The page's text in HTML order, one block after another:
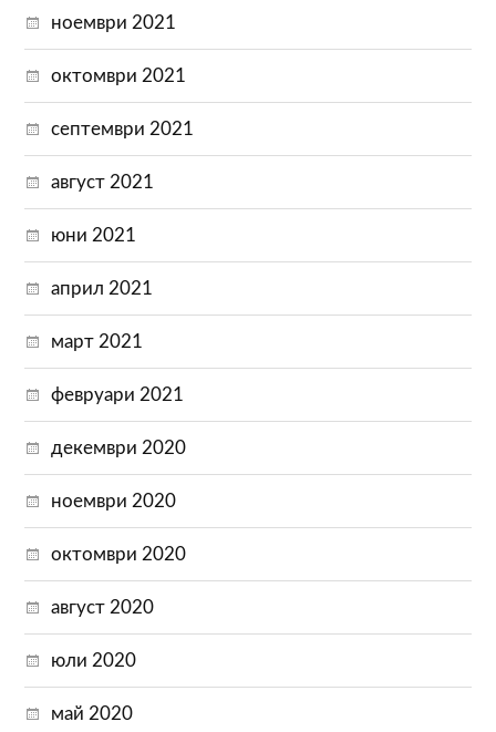
ноември 2021
октомври 2021
септември 2021
август 2021
юни 2021
април 2021
март 2021
февруари 2021
декември 2020
ноември 2020
октомври 2020
август 2020
юли 2020
май 2020